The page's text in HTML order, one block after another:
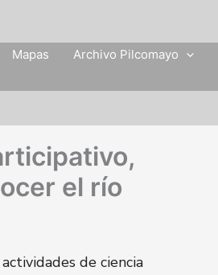
Mapas Archivo Pilcomayo
el río
de ciencia